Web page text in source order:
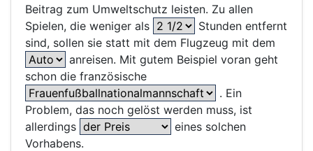
Beitrag zum Umweltschutz leisten. Zu allen
Spielen, die weniger als
Stunden entfernt
sind, sollen sie statt mit dem Flugzeug mit dem
anreisen. Mit gutem Beispiel voran geht
schon die französische
. Ein
Problem, das noch gelöst werden muss, ist
allerdings
eines solchen
Vorhabens.